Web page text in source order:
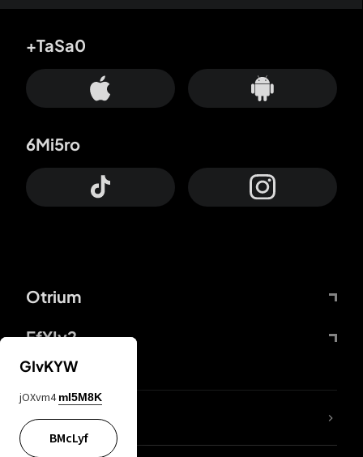
Otrium
FfYIy2
+TaSa0
6Mi5ro
KIjvtr
GIvKYW
jOXvm4 mI5M8K
BMcLyf